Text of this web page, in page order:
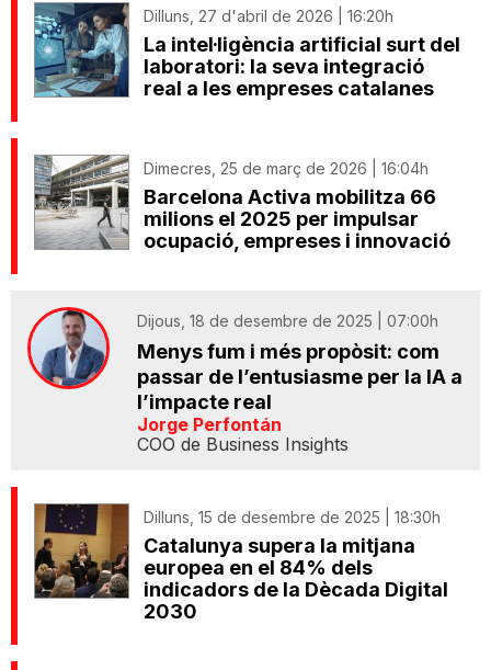
Dilluns, 27 d'abril de 2026 | 16:20h
La intel·ligència artificial surt del
laboratori: la seva integració
real a les empreses catalanes
Dimecres, 25 de març de 2026 | 16:04h
Barcelona Activa mobilitza 66
milions el 2025 per impulsar
ocupació, empreses i innovació
Dijous, 18 de desembre de 2025 | 07:00h
Menys fum i més propòsit: com
passar de l’entusiasme per la IA a
l’impacte real
Jorge Perfontán
COO de Business Insights
Dilluns, 15 de desembre de 2025 | 18:30h
Catalunya supera la mitjana
europea en el 84% dels
indicadors de la Dècada Digital
2030